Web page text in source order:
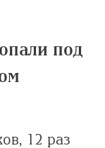
под
12 раз